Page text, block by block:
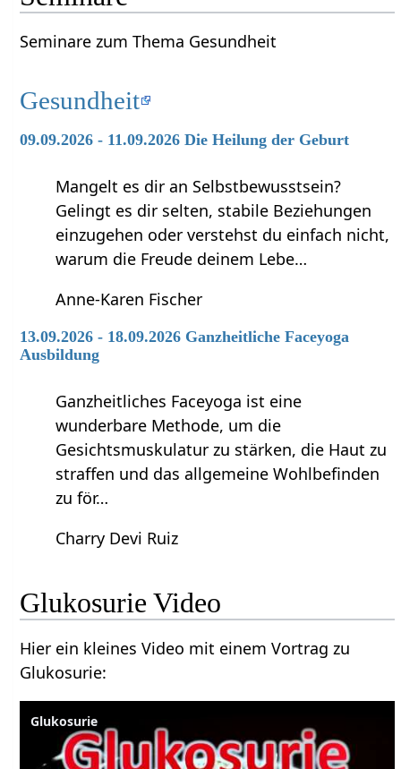
Seminare zum Thema Gesundheit
Gesundheit
09.09.2026 - 11.09.2026 Die Heilung der Geburt
Mangelt es dir an Selbstbewusstsein?
Gelingt es dir selten, stabile Beziehungen
einzugehen oder verstehst du einfach nicht,
warum die Freude deinem Lebe…
Anne-Karen Fischer
13.09.2026 - 18.09.2026 Ganzheitliche Faceyoga
Ausbildung
Ganzheitliches Faceyoga ist eine
wunderbare Methode, um die
Gesichtsmuskulatur zu stärken, die Haut zu
straffen und das allgemeine Wohlbefinden
zu för…
Charry Devi Ruiz
Glukosurie Video
Hier ein kleines Video mit einem Vortrag zu
Glukosurie:
Glukosurie